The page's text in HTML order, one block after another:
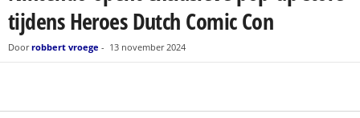
tijdens Heroes Dutch Comic Con
Door robbert vroege - 13 november 2024